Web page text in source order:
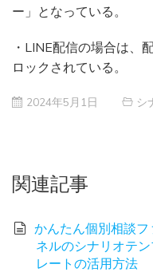
ー」となっている。
・LINE配信の場合は、
ロックされている。
2024年5月1日 シ
関連記事
かんたん個別相談フ
ネルのシナリオテ
レートの活用方法